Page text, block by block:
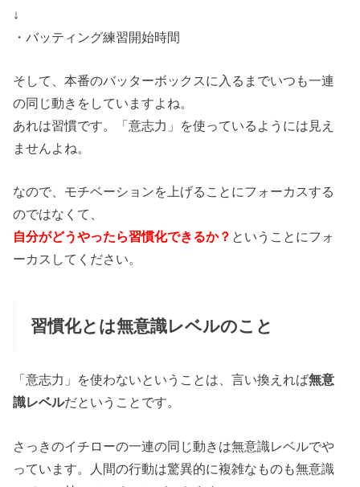
↓
・バッティング練習開始時間
そして、本番のバッターボックスに入るまでいつも一連
の同じ動きをしていますよね。
あれは習慣です。「意志力」を使っているようには見え
ませんよね。
なので、モチベーションを上げることにフォーカスする
のではなくて、
自分がどうやったら習慣化できるか？ ということにフォ
ーカスしてください。
習慣化とは無意識レベルのこと
「意志力」を使わないということは、言い換えれば無意
識レベルだということです。
さっきのイチローの一連の同じ動きは無意識レベルでや
っています。人間の行動は驚異的に複雑なものも無意識